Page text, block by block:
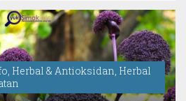
, Herbal & Antioksidan, Herbal